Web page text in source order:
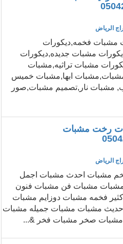
الرياض
مشبات فخمه,ديكورات
مشبات جديده,ديكورات
مشبات تراثيه,مشبات
ابها,مشبات خميس
مشبات نار,تصميم مشبات,صور
رخت مشبات
الرياض
مشبات احدث مشبات اجمل
مشبات فن مشبات فنون
فخمه مشبات دوزايم مشبات
مشبات مشبات جميله مشبات
مشبات صخر مشبات فخر &...